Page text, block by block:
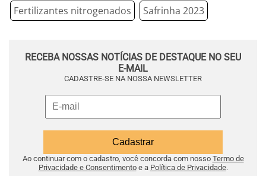
Fertilizantes nitrogenados
Safrinha 2023
RECEBA NOSSAS NOTÍCIAS DE DESTAQUE NO SEU
E-MAIL
CADASTRE-SE NA NOSSA NEWSLETTER
Ao continuar com o cadastro, você concorda com nosso Termo de
Privacidade e Consentimentoe a Política de Privacidade.